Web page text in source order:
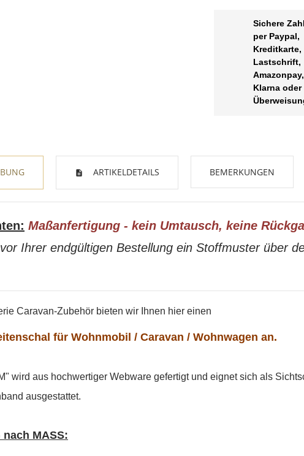
Sichere
per Paypal,
Kreditkarte,
Lastschrift,
Amazonpay,
Klarna oder
ARTIKELDETAILS BEMERKUNGEN
Maßanfertigung - kein Umtausch, keine
Ihrer endgültigen Bestellung ein Stoffmuster über
Caravan-Zubehör bieten wir Ihnen hier einen
für Wohnmobil / Caravan / Wohnwagen an.
wird aus hochwertiger Webware gefertigt und eignet sich als
ausgestattet.
nach MASS: